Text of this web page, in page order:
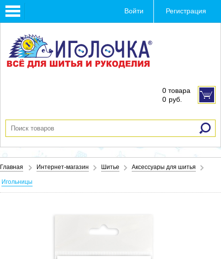
Toggle
navigation
Войти Регистрация
0 товара
0 руб.
Главная Интернет-магазин Шитье Аксессуары для шитья
Игольницы